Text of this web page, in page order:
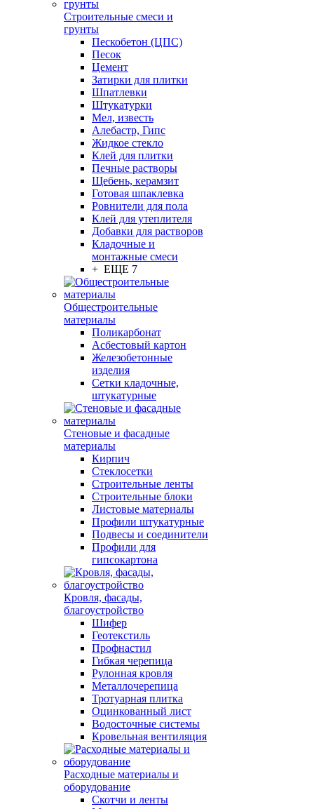
Строительные смеси и
грунты
Пескобетон (ЦПС)
Песок
Цемент
Затирки для плитки
Шпатлевки
Штукатурки
Мел, известь
Алебастр, Гипс
Жидкое стекло
Клей для плитки
Печные растворы
Щебень, керамзит
Готовая шпаклевка
Ровнители для пола
Клей для утеплителя
Добавки для растворов
Кладочные и
монтажные смеси
+ ЕЩЕ 7
Общестроительные
материалы
Поликарбонат
Асбестовый картон
Железобетонные
изделия
Сетки кладочные,
штукатурные
Стеновые и фасадные
материалы
Кирпич
Стеклосетки
Строительные ленты
Строительные блоки
Листовые материалы
Профили штукатурные
Подвесы и соединители
Профили для
гипсокартона
Кровля, фасады,
благоустройство
Шифер
Геотекстиль
Профнастил
Гибкая черепица
Рулонная кровля
Металлочерепица
Тротуарная плитка
Оцинкованный лист
Водосточные системы
Кровельная вентиляция
Расходные материалы и
оборудование
Скотчи и ленты